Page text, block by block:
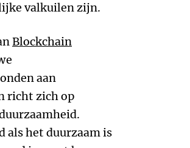
valkuilen zijn.
Blockchain
aan
richt zich op
als het duurzaam is